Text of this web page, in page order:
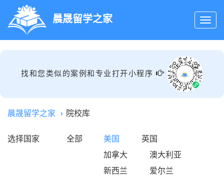
晨晟留学之家
找和您类似的案例和专业打开小程序
晨晟留学之家 院校库
选择国家 全部 美国
英国
加拿大
澳大利亚
新西兰
爱尔兰